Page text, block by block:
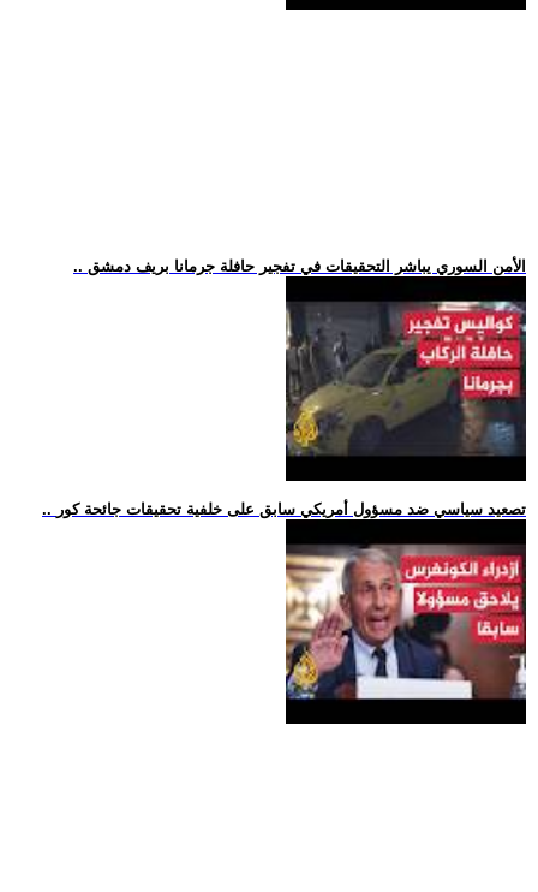
.. الأمن السوري يباشر التحقيقات في تفجير حافلة جرمانا بريف دمشق
.. تصعيد سياسي ضد مسؤول أمريكي سابق على خلفية تحقيقات جائحة كور